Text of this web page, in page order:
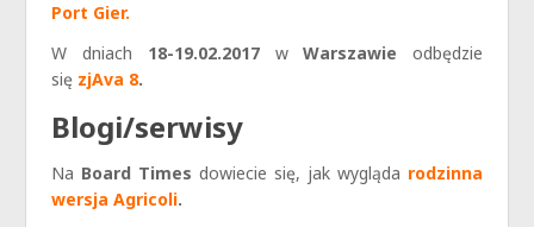
Port Gier.
W dniach 18-19.02.2017 wWarszawieodbędzie
się zjAva 8.
Blogi/serwisy
Na Board Times dowiecie się, jak wygląda rodzinna
wersja Agricoli.